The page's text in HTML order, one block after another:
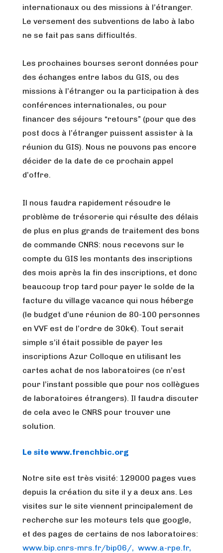
internationaux ou des missions à l’étranger.
Le versement des subventions de labo à labo
ne se fait pas sans difficultés.
Les prochaines bourses seront données pour
des échanges entre labos du GIS, ou des
missions à l’étranger ou la participation à des
conférences internationales, ou pour
financer des séjours “retours” (pour que des
post docs à l’étranger puissent assister à la
réunion du GIS). Nous ne pouvons pas encore
décider de la date de ce prochain appel
d’offre.
Il nous faudra rapidement résoudre le
problème de trésorerie qui résulte des délais
de plus en plus grands de traitement des bons
de commande CNRS: nous recevons sur le
compte du GIS les montants des inscriptions
des mois après la fin des inscriptions, et donc
beaucoup trop tard pour payer le solde de la
facture du village vacance qui nous héberge
(le budget d’une réunion de 80-100 personnes
en VVF est de l’ordre de 30k€). Tout serait
simple s’il était possible de payer les
inscriptions Azur Colloque en utilisant les
cartes achat de nos laboratoires (ce n’est
pour l’instant possible que pour nos collègues
de laboratoires étrangers). Il faudra discuter
de cela avec le CNRS pour trouver une
solution.
Le site www.frenchbic.org
Notre site est très visité: 129000 pages vues
depuis la création du site il y a deux ans. Les
visites sur le site viennent principalement de
recherche sur les moteurs tels que google,
et des pages de certains de nos laboratoires:
www.bip.cnrs-mrs.fr/bip06/, www.a-rpe.fr,